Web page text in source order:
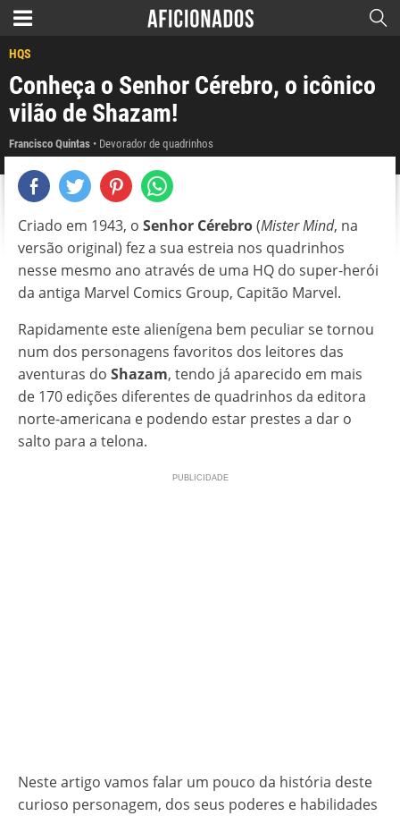
HQS
Conheça o Senhor Cérebro, o icônico
vilão de Shazam!
Francisco Quintas Devorador de quadrinhos
Criado em 1943, o Senhor Cérebro(Mister Mind, na
versão original) fez a sua estreia nos quadrinhos
nesse mesmo ano através de uma HQ do super-herói
da antiga Marvel Comics Group, Capitão Marvel.
Rapidamente este alienígena bem peculiar se tornou
num dos personagens favoritos dos leitores das
aventuras do Shazam, tendo já aparecido em mais
de 170 edições diferentes de quadrinhos da editora
norte-americana e podendo estar prestes a dar o
salto para a telona.
Neste artigo vamos falar um pouco da história deste
curioso personagem, dos seus poderes e habilidades